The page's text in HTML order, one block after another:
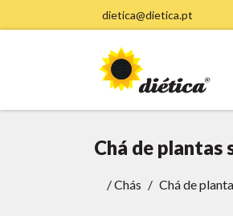
dietica@dietica.pt
Chá de plantas
/Chás Chá de